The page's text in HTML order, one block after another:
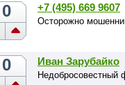
0 +7 (495) 669 9607
Осторожно
0 Иван Зарубайко
Недобросовестный